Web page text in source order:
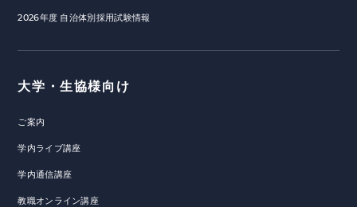
2026年度 自治体別採用試験情報
大学・生協様向け
ご案内
学内ライブ講座
学内通信講座
教職オンライン講座